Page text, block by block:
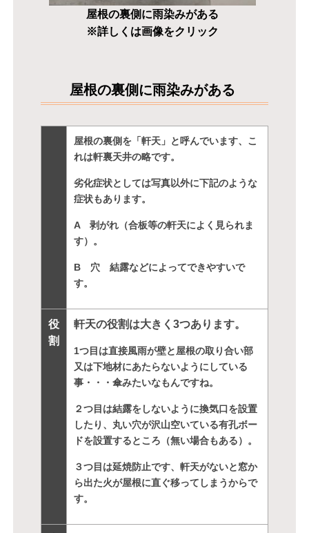
屋根の裏側に雨染みがある
※詳しくは画像をクリック
屋根の裏側に雨染みがある
屋根の裏側を「軒天」と呼んでいます、こ
れは軒裏天井の略です。
劣化症状としては写真以外に下記のような
症状もあります。
A 剥がれ（合板等の軒天によく見られま
す）。
B 穴 結露などによってできやすいで
す。
役
割
軒天の役割は大きく3つあります。
1つ目は直接風雨が壁と屋根の取り合い部
又は下地材にあたらないようにしている
事・・・傘みたいなもんですね。
２つ目は結露をしないように換気口を設置
したり、丸い穴が沢山空いている有孔ボー
ドを設置するところ（無い場合もある）。
３つ目は延焼防止です、軒天がないと窓か
ら出た火が屋根に直ぐ移ってしまうからで
す。